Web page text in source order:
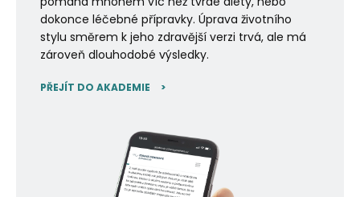
dokonce léčebné přípravky. Úprava životního
stylu směrem k jeho zdravější verzi trvá, ale má
zároveň dlouhodobé výsledky.
PŘEJÍT DO AKADEMIE >